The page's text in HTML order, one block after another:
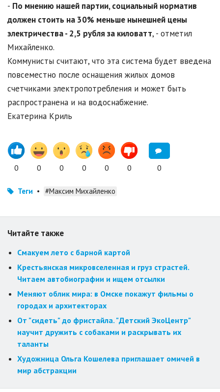
- По мнению нашей партии, социальный норматив
должен стоить на 30% меньше нынешней цены
электричества - 2,5 рубля за киловатт, - отметил
Михайленко.
Коммунисты считают, что эта система будет введена
повсеместно после оснащения жилых домов
счетчиками электропотребления и может быть
распространена и на водоснабжение.
Екатерина Криль
0 0 0 0 0 0 0
Теги • #Максим Михайленко
Читайте также
Смакуем лето с барной картой
Крестьянская микровселенная и груз страстей.
Читаем автобиографии и ищем отсылки
Меняют облик мира: в Омске покажут фильмы о
городах и архитекторах
От "сидеть" до фристайла. "Детский ЭкоЦентр"
научит дружить с собаками и раскрывать их
таланты
Художница Ольга Кошелева приглашает омичей в
мир абстракции